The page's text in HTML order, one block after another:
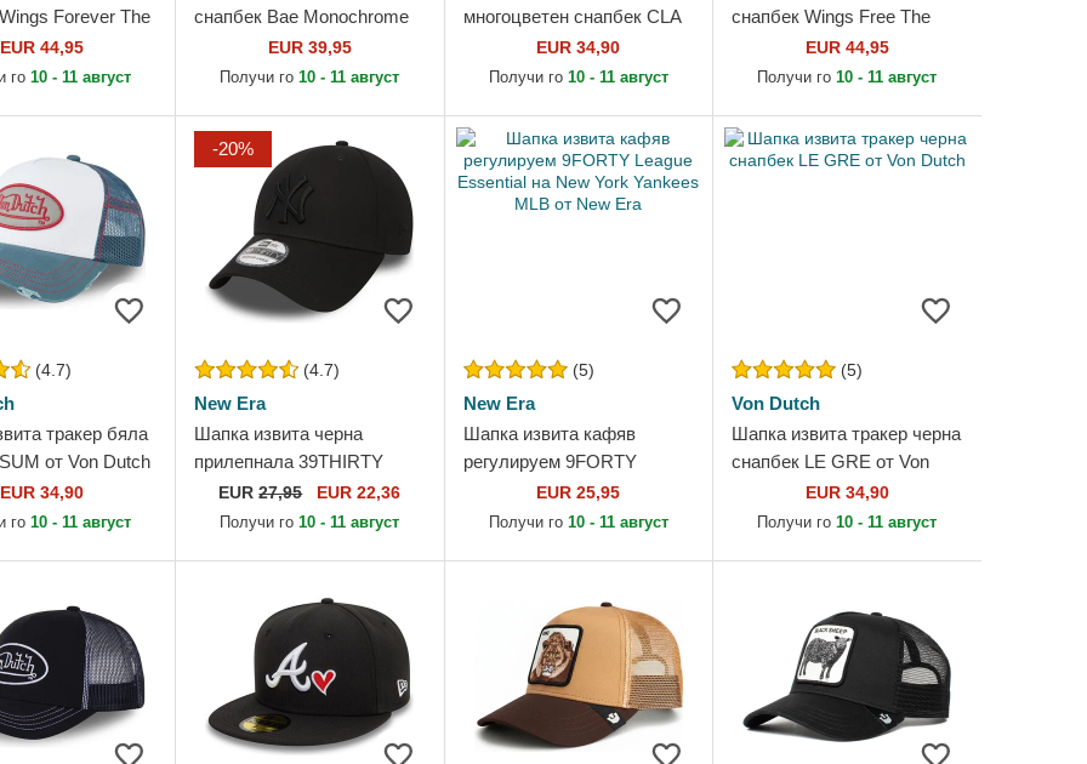
Forever The
Bros.
EUR 44,95
го10 - 11 август
снапбек Bae Monochrome
The Farm от Goorin Bros.
EUR 39,95
Получи го10 - 11 август
многоцветен снапбек CLA
от Von DutchEUR 34,90
Получи го 10 - 11 август
снапбек Wings Free The
Farm от Goorin Bros.
EUR 44,95
Получи го10 - 11 август
(4.7)
тракер бяла
от Von Dutch
EUR 34,90
го10 - 11 август
-20%
(4.7)
New Era
Шапка извита черна
прилепнала 39THIRTY
Classic на New York
Yankees MLB от New Era
EUR27,95 EUR 22,36
Получи го10 - 11 август
(5)
New Era
Шапка извита кафяв
регулируем 9FORTY
League Essential на New
York Yankees MLB от New
EUR 25,95
Получи го 10 - 11 август
(5)
Von Dutch
Шапка извита тракер черна
снапбек LE GRE от Von
EUR 34,90
Получи го10 - 11 август